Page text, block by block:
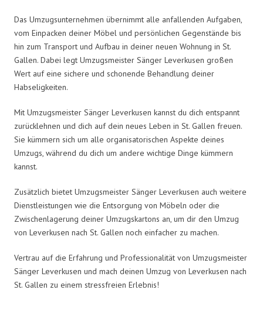
Das Umzugsunternehmen übernimmt alle anfallenden Aufgaben,
vom Einpacken deiner Möbel und persönlichen Gegenstände bis
hin zum Transport und Aufbau in deiner neuen Wohnung in St.
Gallen. Dabei legt Umzugsmeister Sänger Leverkusen großen
Wert auf eine sichere und schonende Behandlung deiner
Habseligkeiten.
Mit Umzugsmeister Sänger Leverkusen kannst du dich entspannt
zurücklehnen und dich auf dein neues Leben in St. Gallen freuen.
Sie kümmern sich um alle organisatorischen Aspekte deines
Umzugs, während du dich um andere wichtige Dinge kümmern
kannst.
Zusätzlich bietet Umzugsmeister Sänger Leverkusen auch weitere
Dienstleistungen wie die Entsorgung von Möbeln oder die
Zwischenlagerung deiner Umzugskartons an, um dir den Umzug
von Leverkusen nach St. Gallen noch einfacher zu machen.
Vertrau auf die Erfahrung und Professionalität von Umzugsmeister
Sänger Leverkusen und mach deinen Umzug von Leverkusen nach
St. Gallen zu einem stressfreien Erlebnis!